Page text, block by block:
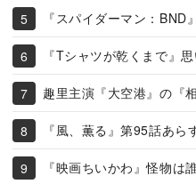
『スパイダーマン：BND
『Tシャツが乾くまで』
趣里主演『大空港』の『
『風、薫る』第95話あら
『映画ちいかわ』怪物